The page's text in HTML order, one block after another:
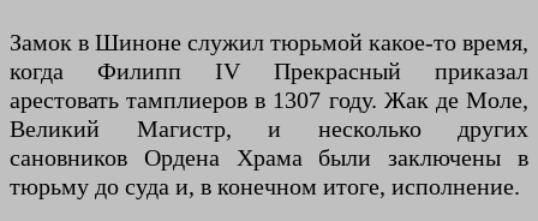
Замок в Шиноне служил тюрьмой какое-то время,
когда Филипп IV Прекрасный приказал
арестовать тамплиеров в 1307 году. Жак де Моле,
Великий Магистр, и несколько других
сановников Ордена Храма были заключены в
тюрьму до суда и, в конечном итоге, исполнение.